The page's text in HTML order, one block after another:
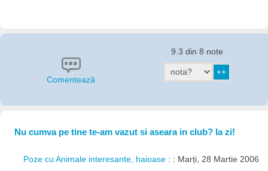
Comentează
9.3 din 8 note
Nu cumva pe tine te-am vazut si aseara in club? Ia zi!
Poze cu Animale interesante, haioase : : Marți, 28 Martie 2006